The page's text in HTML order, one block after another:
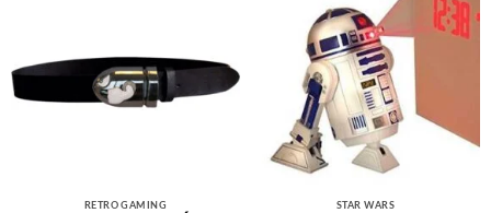
RETRO GAMING STAR WARS